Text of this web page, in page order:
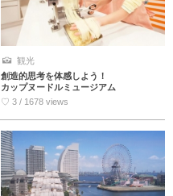
観光
創造的思考を体感しよう！
カップヌードルミュージアム
♡ 3 / 1678 views